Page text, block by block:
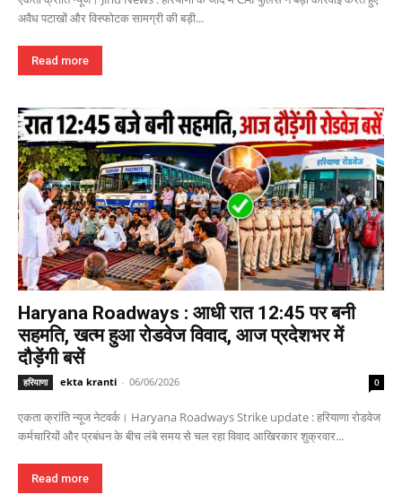
अवैध पटाखों और विस्फोटक सामग्री की बड़ी...
Read more
Haryana Roadways : आधी रात 12:45 पर बनी
सहमति, खत्म हुआ रोडवेज विवाद, आज प्रदेशभर में
दौड़ेंगी बसें
हरियाणा ekta kranti - 06/06/2026 0
एकता क्रांति न्यूज नेटवर्क। Haryana Roadways Strike update : हरियाणा रोडवेज
कर्मचारियों और प्रबंधन के बीच लंबे समय से चल रहा विवाद आखिरकार शुक्रवार...
Read more